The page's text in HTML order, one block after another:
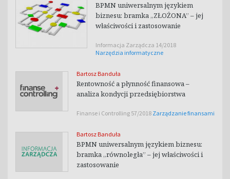
BPMN uniwersalnym językiem
biznesu: bramka „ZŁOŻONA” – jej
właściwości i zastosowanie
Informacja Zarządcza 14/2018
Narzędzia informatyczne
Bartosz Banduła
Rentowność a płynność finansowa –
analiza kondycji przedsiębiorstwa
Finanse i Controlling 57/2018 Zarządzanie finansami
Bartosz Banduła
BPMN uniwersalnym językiem biznesu:
bramka „równoległa” – jej właściwości i
zastosowanie